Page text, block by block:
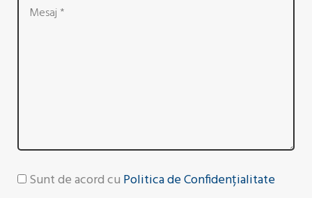
Sunt de acord cu Politica de Confidențialitate